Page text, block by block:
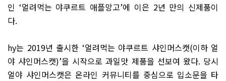
인 ‘얼려먹는 야쿠르트 애플망고’에 이은 2년 만의 신제품이
다.
hy는 2019년 출시한 ‘얼려먹는 야쿠르트 샤인머스캣(이하 얼
야 샤인머스캣)’을 시작으로 과일맛 제품을 선보여 왔다. 당시
얼야 샤인머스캣은 온라인 커뮤니티를 중심으로 입소문을 타